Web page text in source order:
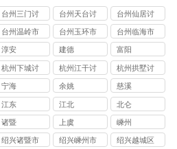
台州三门讨
债公司
台州天台讨
债公司
台州仙居讨
债公司
台州温岭市
讨债公司
台州玉环市
讨债公司
台州临海市
讨债公司
淳安 建德 富阳
杭州下城讨
债公司
杭州江干讨
债公司
杭州拱墅讨
债公司
宁海 余姚 慈溪
江东 江北 北仑
诸暨 上虞 嵊州
绍兴诸暨市
绍兴嵊州市
绍兴越城区